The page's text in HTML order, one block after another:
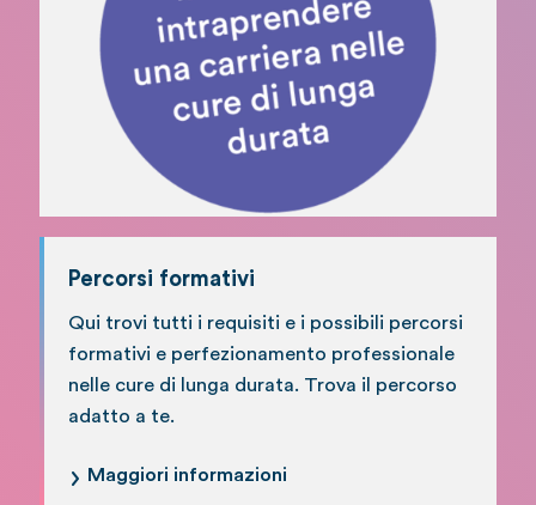
Percorsi formativi
Qui trovi tutti i requisiti e i possibili percorsi
formativi e perfezionamento professionale
nelle cure di lunga durata. Trova il percorso
adatto a te.
Maggiori informazioni